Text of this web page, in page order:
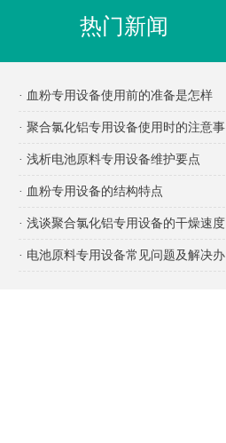
热门新闻
· 血粉专用设备使用前的准备是怎样
的？
· 聚合氯化铝专用设备使用时的注意事
项有哪些？
· 浅析电池原料专用设备维护要点
· 血粉专用设备的结构特点
· 浅谈聚合氯化铝专用设备的干燥速度
· 电池原料专用设备常见问题及解决办